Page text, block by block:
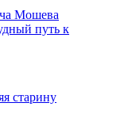
Мошева
путь к
старину